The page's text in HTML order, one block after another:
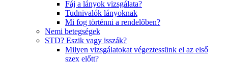
Fáj a lányok vizsgálata?
Tudnivalók lányoknak
Mi fog történni a rendelőben?
Nemi betegségek
STD? Eszik vagy isszák?
Milyen vizsgálatokat végeztessünk el az első
szex előtt?